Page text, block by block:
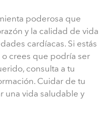
poderosa que
y la calidad de vida
cardíacas. Si estás
crees que podría ser
consulta a tu
Cuidar de tu
una vida saludable y